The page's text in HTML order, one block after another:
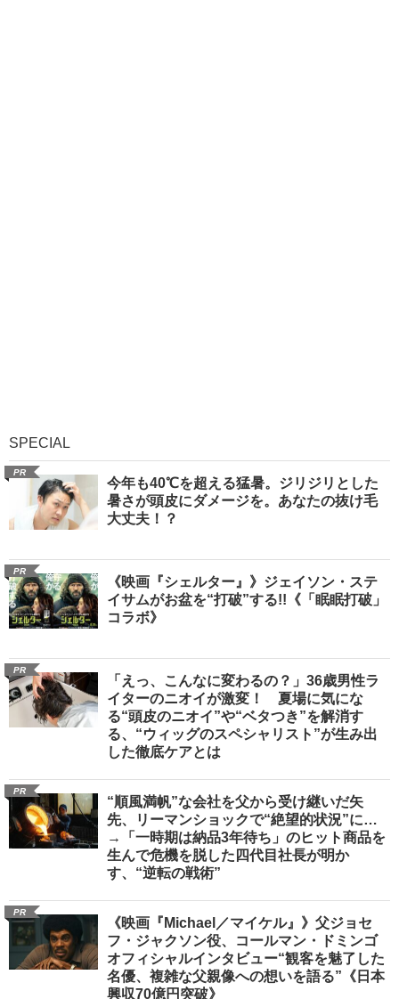
SPECIAL
PR
今年も40℃を超える猛暑。ジリジリとした
暑さが頭皮にダメージを。あなたの抜け毛
大丈夫！？
PR
《映画『シェルター』》ジェイソン・ステ
イサムがお盆を“打破”する!!《「眠眠打破」
コラボ》
PR
「えっ、こんなに変わるの？」36歳男性ラ
イターのニオイが激変！ 夏場に気にな
る“頭皮のニオイ”や“ベタつき”を解消す
る、“ウィッグのスペシャリスト”が生み出
した徹底ケアとは
PR
“順風満帆”な会社を父から受け継いだ矢
先、リーマンショックで“絶望的状況”に…
→「一時期は納品3年待ち」のヒット商品を
生んで危機を脱した四代目社長が明か
す、“逆転の戦術”
PR
《映画『Michael／マイケル』》父ジョセ
フ・ジャクソン役、コールマン・ドミンゴ
オフィシャルインタビュー“観客を魅了した
名優、複雑な父親像への想いを語る”《日本
興収70億円突破》